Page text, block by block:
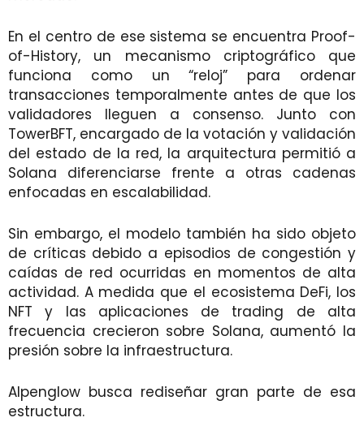
En el centro de ese sistema se encuentra Proof-
of-History, un mecanismo criptográfico que
funciona como un “reloj” para ordenar
transacciones temporalmente antes de que los
validadores lleguen a consenso. Junto con
TowerBFT, encargado de la votación y validación
del estado de la red, la arquitectura permitió a
Solana diferenciarse frente a otras cadenas
enfocadas en escalabilidad.
Sin embargo, el modelo también ha sido objeto
de críticas debido a episodios de congestión y
caídas de red ocurridas en momentos de alta
actividad. A medida que el ecosistema DeFi, los
NFT y las aplicaciones de trading de alta
frecuencia crecieron sobre Solana, aumentó la
presión sobre la infraestructura.
Alpenglow busca rediseñar gran parte de esa
estructura.